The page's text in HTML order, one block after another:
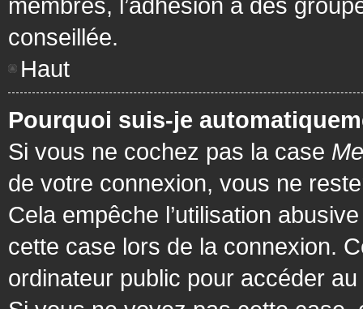
conseillée.
Haut
Pourquoi suis-je
Si vous ne cochez pas la case
de votre connexion, vous ne
Cela empêche l’utilisation
cette case lors de la connexion.
ordinateur public pour accéder